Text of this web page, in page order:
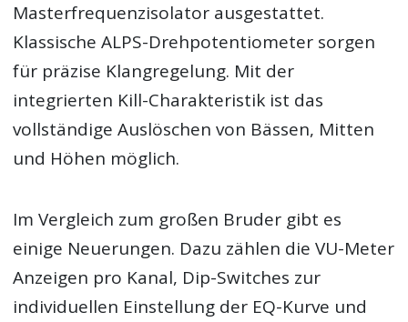
Masterfrequenzisolator ausgestattet.
Klassische ALPS-Drehpotentiometer sorgen
für präzise Klangregelung. Mit der
integrierten Kill-Charakteristik ist das
vollständige Auslöschen von Bässen, Mitten
und Höhen möglich.
Im Vergleich zum großen Bruder gibt es
einige Neuerungen. Dazu zählen die VU-Meter
Anzeigen pro Kanal, Dip-Switches zur
individuellen Einstellung der EQ-Kurve und